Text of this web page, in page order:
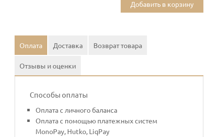
Добавить в корзину
Оплата Доставка Возврат товара
Отзывы и оценки
Способы оплаты
Оплата с личного баланса
Оплата с помощью платежных систем
MonoPay, Hutko, LiqPay